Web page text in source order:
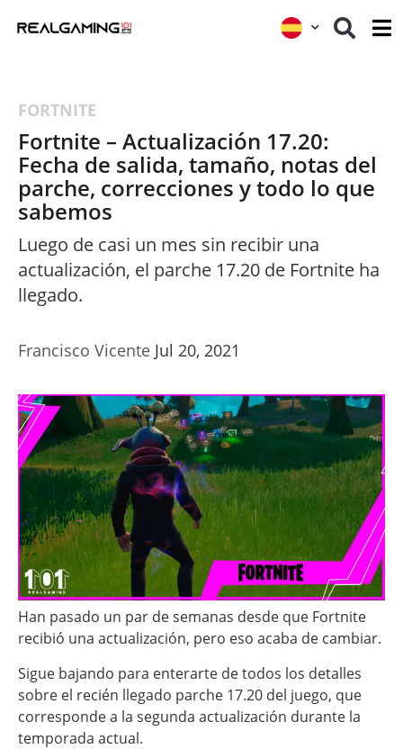
FORTNITE
Fortnite – Actualización 17.20:
Fecha de salida, tamaño, notas del
parche, correcciones y todo lo que
sabemos
Luego de casi un mes sin recibir una
actualización, el parche 17.20 de Fortnite ha
llegado.
Francisco Vicente Jul 20, 2021
Han pasado un par de semanas desde que Fortnite
recibió una actualización, pero eso acaba de cambiar.
Sigue bajando para enterarte de todos los detalles
sobre el recién llegado parche 17.20 del juego, que
corresponde a la segunda actualización durante la
temporada actual.